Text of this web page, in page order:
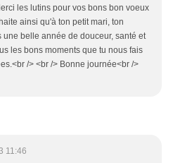
les lutins pour vos bons bon voeux
ainsi qu'à ton petit mari, ton
une belle année de douceur, santé et
les bons moments que tu nous fais
/> <br /> Bonne journée<br />
11:46